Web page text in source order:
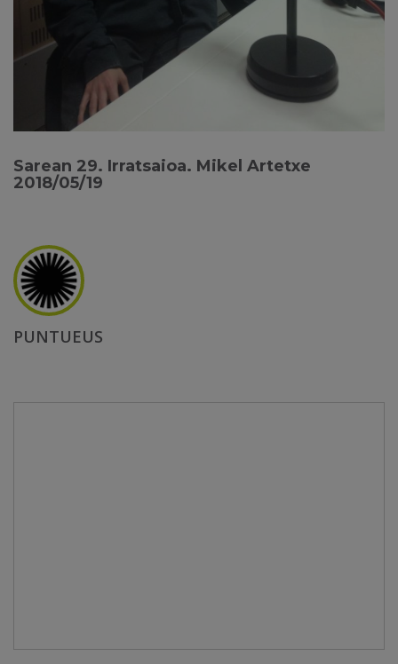
Sarean 29. Irratsaioa. Mikel Artetxe
2018/05/19
PUNTUEUS